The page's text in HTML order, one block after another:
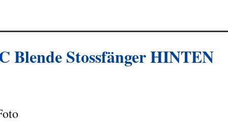
Blende Stossfänger HINTEN